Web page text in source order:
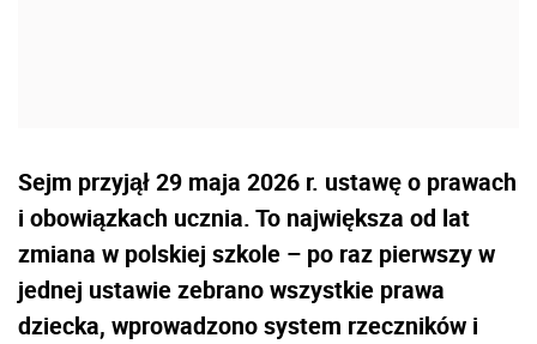
Sejm przyjął 29 maja 2026 r. ustawę o prawach
i obowiązkach ucznia. To największa od lat
zmiana w polskiej szkole – po raz pierwszy w
jednej ustawie zebrano wszystkie prawa
dziecka, wprowadzono system rzeczników i